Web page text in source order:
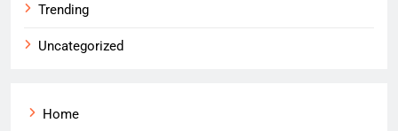
Trending
Uncategorized
Home